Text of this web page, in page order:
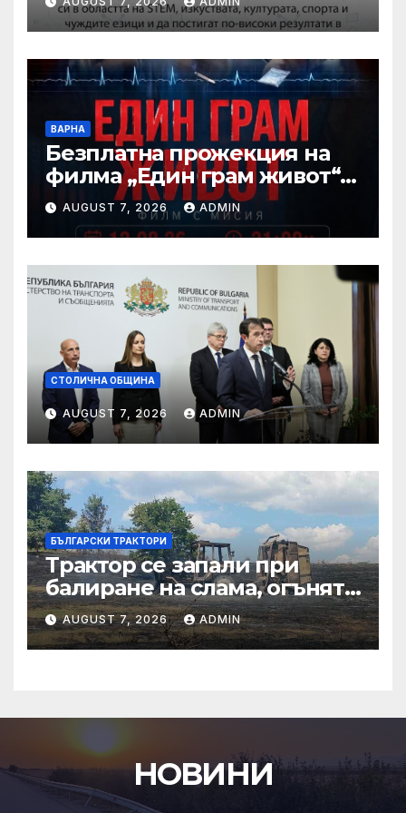
образователни
потребности ще се
проведе в парк
„Артилерийски“
ВАРНА
Безплатна прожекция на
филма „Един грам живот“ е
сред събитията за
Международния ден на
младежта във Варна
AUGUST 7, 2026 ADMIN
СТОЛИЧНА ОБЩИНА
AUGUST 7, 2026 ADMIN
БЪЛГАРСКИ ТРАКТОРИ
Трактор се запали при
балиране на слама, огънят
засегна гора – Новини
AUGUST 7, 2026 ADMIN
НОВИНИ